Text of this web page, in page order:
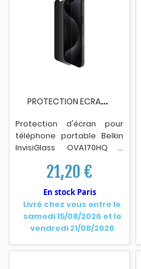
P
ROTECTION ECRAN BELKIN OVA170HQ INVISIGLASS -...
Protection d'écran pour
téléphone portable Belkin
InvisiGlass OVA170HQ -
de confidentialité - à
double sens - pour Apple
iPhone 16 Pro Max.
Livré chez vous entre le
samedi 15/08/2026 et le
vendredi 21/08/2026
21,20 €
En stock Paris